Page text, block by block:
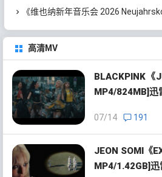
《维也纳新年音乐会 2026 Neujahrskonzert 2026 New Year’s
高清MV
BLACKPINK《
MP4/824MB]迅
07/14 191
JEON SOMI《
MP4/1.42GB]